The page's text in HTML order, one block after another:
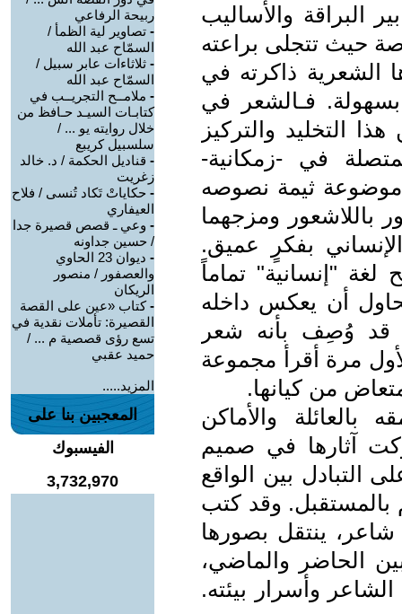
البراقة والأساليب
حيث تتجلى براعته
الشعرية ذاكرته في
بسهولة. فـالشعر في
التخليد والتركيز
في -زمكانية-
ثيمة نصوصه
باللاشعور ومزجهما
بفكرٍ عميق.
"إنسانية" تماماً
أن يعكس داخله
قد وُصِف بأنه شعر
مرة أقرأ مجموعة
من كيانها.
والأماكن
آثارها في صميم
التبادل بين الواقع
بالمستقبل. وقد كتب
ينتقل بصورها
الحاضر والماضي،
وأسرار بيئته.
ربيحة الرفاعي
- تصاوير لية الظمأ /
السمّاح عبد الله
- ثلاثاءات عابر سبيل /
السمّاح عبد الله
- ملامــح التجريــب في
كتابـات السيـد حـافظ من
خلال روايته يو ... /
سلسبيل كريبع
- قناديل الحكمة / د. خالد
زغريت
- حكاياتْ تَكاد تُنسى / فلاح
العيفاري
- وعي ـ قصص قصيرة جدا
/ حسين جداونه
-
ديوان 23 الحاوي
والعصفور / منصور
الريكان
-كتاب «عين على القصة
القصيرة: تأملات نقدية في
تسع رؤى قصصية م ... /
حميد عقبي
المزيد.....
المعجبين بنا على
الفيسبوك
3,732,970